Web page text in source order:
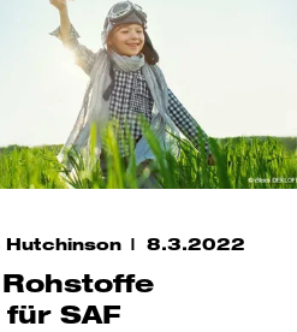
Hutchinson 8.3.2022
SAF